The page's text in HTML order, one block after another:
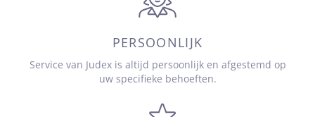
PERSOONLIJK
Service van Judex is altijd persoonlijk en afgestemd op
uw specifieke behoeften.